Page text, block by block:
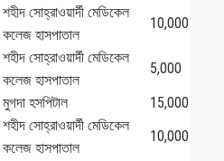
শহীদ সোহ্‌রাওয়ার্দী মেডিকেল
কলেজ হাসপাতাল
10,000
শহীদ সোহ্‌রাওয়ার্দী মেডিকেল
কলেজ হাসপাতাল
5,000
মুগদা হসপিটাল
15,000
শহীদ সোহ্‌রাওয়ার্দী মেডিকেল
কলেজ হাসপাতাল
10,000